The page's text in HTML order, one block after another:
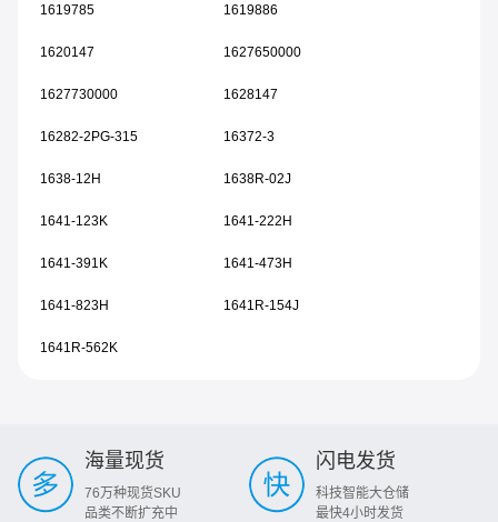
1619785 1619886
1620147 1627650000
1627730000 1628147
16282-2PG-315 16372-3
1638-12H 1638R-02J
1641-123K 1641-222H
1641-391K 1641-473H
1641-823H 1641R-154J
1641R-562K
海量现货
76万种现货SKU
品类不断扩充中
闪电发货
科技智能大仓储
最快4小时发货